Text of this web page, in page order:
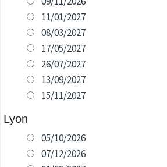
11/01/2027
08/03/2027
17/05/2027
26/07/2027
13/09/2027
15/11/2027
Lyon
05/10/2026
07/12/2026